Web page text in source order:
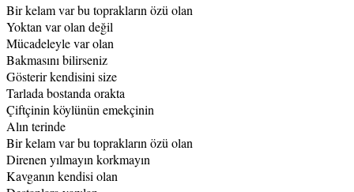
Bir kelam var bu toprakların özü olan
Yoktan var olan değil
Mücadeleyle var olan
Bakmasını bilirseniz
Gösterir kendisini size
Tarlada bostanda orakta
Çiftçinin köylünün emekçinin
Alın terinde
Bir kelam var bu toprakların özü olan
Direnen yılmayın korkmayın
Kavganın kendisi olan